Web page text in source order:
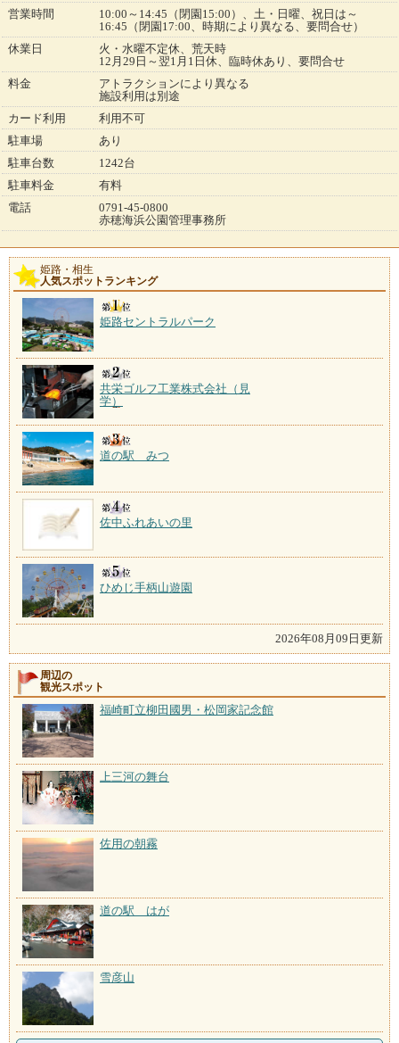
営業時間
10:00～14:45（閉園15:00）、土・日曜、祝日は～
16:45（閉園17:00、時期により異なる、要問合せ）
休業日
火・水曜不定休、荒天時
12月29日～翌1月1日休、臨時休あり、要問合せ
料金
アトラクションにより異なる
施設利用は別途
カード利用
利用不可
駐車場
あり
駐車台数
1242台
駐車料金
有料
電話
0791-45-0800
赤穂海浜公園管理事務所
姫路・相生
人気スポットランキング
姫路セントラルパーク
共栄ゴルフ工業株式会社（見
学）
道の駅 みつ
佐中ふれあいの里
ひめじ手柄山遊園
2026年08月09日更新
周辺の
観光スポット
福崎町立柳田國男・松岡家記念館
上三河の舞台
佐用の朝霧
道の駅 はが
雪彦山